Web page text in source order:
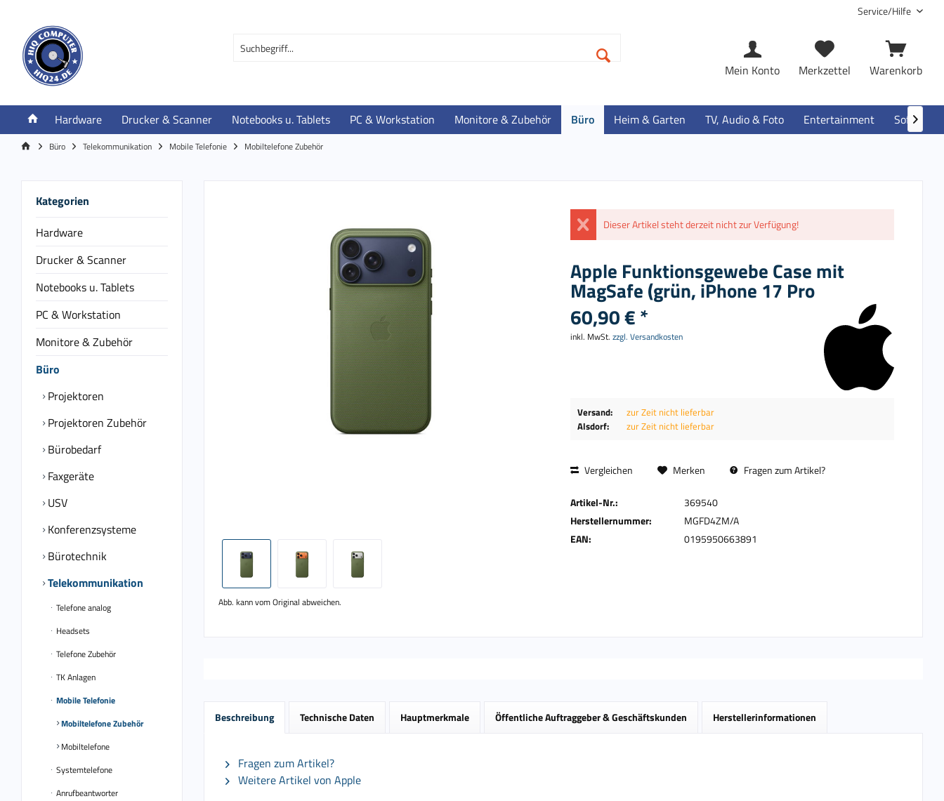
Service/Hilfe
Warenkorb
Merkzettel
Mein Konto
Hardware Drucker & Scanner Notebooks u. Tablets PC & Workstation Monitore & Zubehör Büro Heim & Garten TV, Audio & Foto Entertainment Software

Büro Telekommunikation Mobile Telefonie Mobiltelefone Zubehör
Kategorien
Hardware
Drucker & Scanner
Notebooks u. Tablets
PC & Workstation
Monitore & Zubehör
Büro
Projektoren
Projektoren Zubehör
Bürobedarf
Faxgeräte
USV
Konferenzsysteme
Bürotechnik
Telekommunikation
Telefone analog
Headsets
Telefone Zubehör
TK Anlagen
Mobile Telefonie
Mobiltelefone Zubehör
Mobiltelefone
Systemtelefone
Anrufbeantworter
Abb. kann vom Original abweichen.
Dieser Artikel steht derzeit nicht zur Verfügung!
Apple Funktionsgewebe Case mit
MagSafe (grün, iPhone 17 Pro
60,90 € *
inkl. MwSt. zzgl. Versandkosten
Versand:
zur Zeit nicht lieferbar
Alsdorf:
zur Zeit nicht lieferbar
Vergleichen Merken Fragen zum Artikel?
Artikel-Nr.:
369540
Herstellernummer:
MGFD4ZM/A
EAN:
0195950663891
Beschreibung Technische Daten Hauptmerkmale Öffentliche Auftraggeber & Geschäftskunden Herstellerinformationen
Fragen zum Artikel?
Weitere Artikel von Apple